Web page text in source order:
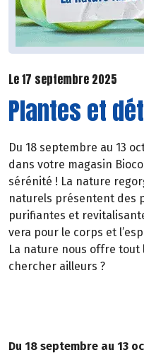
Le 17 septembre 2025
Plantes et
Du 18 septembre au 13
dans votre magasin
sérénité ! La nature
naturels présentent des
purifiantes et
vera pour le corps et
La nature nous offre tout
chercher ailleurs ?
Du 18 septembre au 13